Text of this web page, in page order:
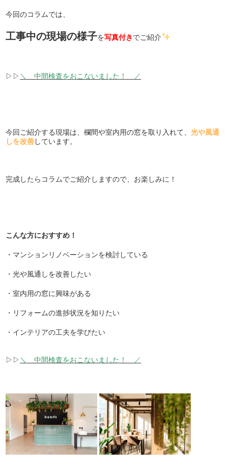
今回のコラムでは、
工事中の現場の様子を写真付きでご紹介
▷▷ ＼ 中間検査をおこないました！ ／
今回ご紹介する現場は、欄間や室内用の窓を取り入れて、光や風通
しを改善しています。
完成したらコラムでご紹介しますので、お楽しみに！
こんな方におすすめ！
・マンションリノベーションを検討している
・光や風通しを改善したい
・室内用の窓に興味がある
・リフォームの進捗状況を知りたい
・インテリアの工夫を学びたい
▷▷ ＼ 中間検査をおこないました！ ／